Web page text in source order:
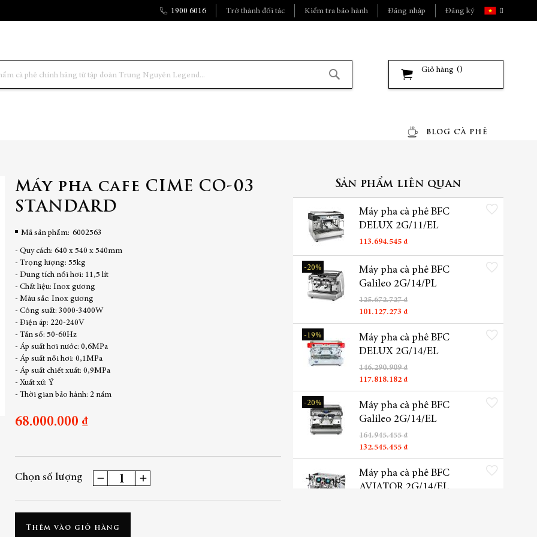
Ngôn
ngữ
Trở thành đối tác Đăng nhập
1900 6016 Kiểm tra bảo hành Đăng ký
Giỏ hàng
BLOG CÀ PHÊ
Máy pha cafe CIME CO-03
STANDARD
Mã sản phẩm 6002563
- Quy cách: 640 x 540 x 540mm
- Trọng lượng: 55kg
- Dung tích nồi hơi: 11,5 lít
- Chất liệu: Inox gương
- Màu sắc: Inox gương
- Công suất: 3000-3400W
- Điện áp: 220-240V
- Tần số: 50-60Hz
- Áp suất hơi nước: 0,6MPa
- Áp suất nồi hơi: 0,1MPa
- Áp suất chiết xuất: 0,9MPa
- Xuất xứ: Ý
- Thời gian bảo hành: 2 năm
68.000.000 ₫
Chọn số lượng
Thêm vào giỏ hàng
Sản phẩm liên quan
Máy pha cà phê BFC
DELUX 2G/11/EL
113.694.545 ₫
Thêm vào danh sách yêu
-20%
Máy pha cà phê BFC
Galileo 2G/14/PL
125.672.727 ₫
101.127.273 ₫
Thêm vào danh sách yêu
-19%
Máy pha cà phê BFC
DELUX 2G/14/EL
146.290.909 ₫
117.818.182 ₫
Thêm vào danh sách yêu
-20%
Máy pha cà phê BFC
Galileo 2G/14/EL
164.945.455 ₫
132.545.455 ₫
Thêm vào danh sách yêu
Máy pha cà phê BFC
AVIATOR 2G/14/EL
Thêm vào danh sách yêu